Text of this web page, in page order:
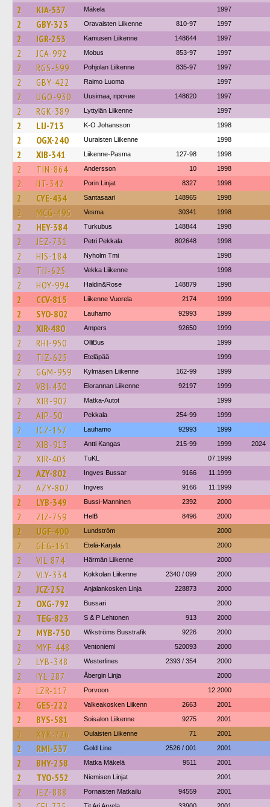
2 KIA-537 Mäkela 1997
2 GBY-323 Oravaisten Liikenne 810-97 1997
2 IGR-253 Kamusen Liikenne 148644 1997
2 JCA-992 Mobus 853-97 1997
2 RGS-599 Pohjolan Liikenne 835-97 1997
2 GBY-422 Raimo Luoma 1997
2 UGO-930 Uusimaa, прочие 148620 1997
2 RGK-389 Lyttylän Liikenne 1997
2 LIJ-713 K-O Johansson 1998
2 OGX-240 Uuraisten Liikenne 1998
2 XIB-341 Liikenne-Pasma 127-98 1998
2 TIN-864 Andersson 10 1998
2 IIT-342 Porin Linjat 8327 1998
2 CYE-434 Santasaari 148965 1998
2 MCG-495 Vesma 30341 1998
2 HEY-384 Turkubus 148844 1998
2 JEZ-731 Petri Pekkala 802648 1998
2 HIS-184 Nyholm Tmi 1998
2 TIJ-625 Vekka Liikenne 1998
2 HOY-994 Haldin&Rose 148879 1998
2 CCV-815 Liikenne Vuorela 2174 1999
2 SYO-802 Lauhamo 92993 1999
2 XIR-480 Ampers 92650 1999
2 RHI-950 OlliBus 1999
2 TIZ-625 Eteläpää 1999
2 GGM-959 Kylmäsen Liikenne 162-99 1999
2 VBI-430 Elorannan Liikenne 92197 1999
2 XIB-902 Matka-Autot 1999
2 AIP-50 Pekkala 254-99 1999
2 JCZ-157 Lauhamo 92993 1999
2 XIB-913 Antti Kangas 215-99 1999 2024
2 XIR-403 TuKL 07.1999
2 AZY-802 Ingves Bussar 9166 11.1999
2 AZY-802 Ingves 9166 11.1999
2 LYB-349 Bussi-Manninen 2392 2000
2 ZIZ-759 HelB 8496 2000
2 UGF-400 Lundström 2000
2 GEG-161 Etelä-Karjala 2000
2 VIL-874 Härmän Liikenne 2000
2 VLY-334 Kokkolan Liikenne 2340 / 099 2000
2 JCZ-252 Anjalankosken Linja 228873 2000
2 OXG-792 Bussari 2000
2 TEG-823 S & P Lehtonen 913 2000
2 MYB-750 Wikströms Busstrafik 9226 2000
2 MYF-448 Ventoniemi 520093 2000
2 LYB-348 Westerlines 2393 / 354 2000
2 IYL-287 Åbergin Linja 2000
2 LZR-117 Porvoon 12.2000
2 GES-222 Valkeakosken Liikenn 2663 2001
2 BYS-581 Soisalon Liikenne 9275 2001
2 XYK-726 Oulaisten Liikenne 71 2001
2 RMI-337 Gold Line 2526 / 001 2001
2 BHY-258 Matka Mäkelä 9511 2001
2 TYO-552 Niemisen Linjat 2001
2 JEZ-888 Pornaisten Matkailu 94559 2001